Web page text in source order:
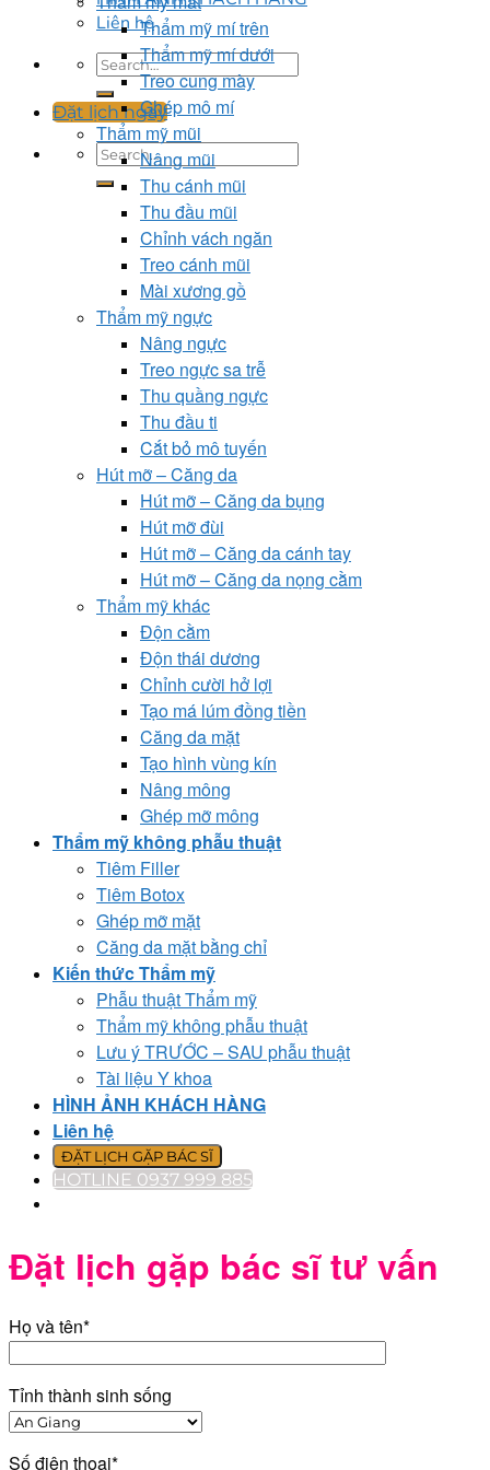
Liên hệ
Đặt lịch ngay
Thẩm mỹ mí trên
Thẩm mỹ mí dưới
Treo cung mày
Ghép mô mí
Thẩm mỹ mũi
Nâng mũi
Thu cánh mũi
Thu đầu mũi
Chỉnh vách ngăn
Treo cánh mũi
Mài xương gồ
Thẩm mỹ ngực
Nâng ngực
Treo ngực sa trễ
Thu quầng ngực
Thu đầu ti
Cắt bỏ mô tuyến
Hút mỡ – Căng da
Hút mỡ – Căng da bụng
Hút mỡ đùi
Hút mỡ – Căng da cánh tay
Hút mỡ – Căng da nọng cằm
Thẩm mỹ khác
Độn cằm
Độn thái dương
Chỉnh cười hở lợi
Tạo má lúm đồng tiền
Căng da mặt
Tạo hình vùng kín
Nâng mông
Ghép mỡ mông
Thẩm mỹ không phẫu thuật
Tiêm Filler
Tiêm Botox
Ghép mỡ mặt
Căng da mặt bằng chỉ
Kiến thức Thẩm mỹ
Phẫu thuật Thẩm mỹ
Thẩm mỹ không phẫu thuật
Lưu ý TRƯỚC – SAU phẫu thuật
Tài liệu Y khoa
HÌNH ẢNH KHÁCH HÀNG
Liên hệ
ĐẶT LỊCH GẶP BÁC SĨ
HOTLINE 0937 999 885
Đặt lịch gặp bác sĩ tư vấn
Họ và tên*
Tỉnh thành sinh sống
Số điện thoại*